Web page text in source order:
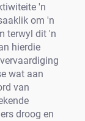
'n
om 'n
terwyl dit 'n
hierdie
wat aan
van
droog en